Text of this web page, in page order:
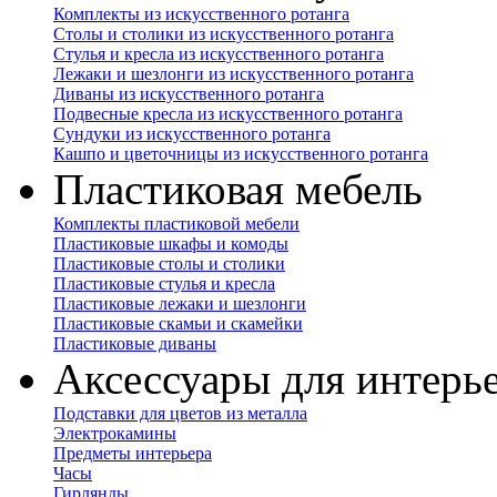
Комплекты из искусственного ротанга
Столы и столики из искусственного ротанга
Стулья и кресла из искусственного ротанга
Лежаки и шезлонги из искусственного ротанга
Диваны из искусственного ротанга
Подвесные кресла из искусственного ротанга
Сундуки из искусственного ротанга
Кашпо и цветочницы из искусственного ротанга
Пластиковая мебель
Комплекты пластиковой мебели
Пластиковые шкафы и комоды
Пластиковые столы и столики
Пластиковые стулья и кресла
Пластиковые лежаки и шезлонги
Пластиковые скамьи и скамейки
Пластиковые диваны
Аксессуары для
Подставки для цветов из металла
Электрокамины
Предметы интерьера
Часы
Гирлянды